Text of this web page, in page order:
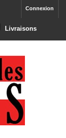
Connexion
Livraisons